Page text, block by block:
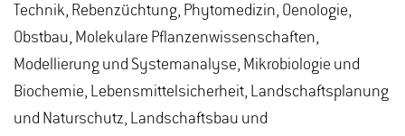
Technik, Rebenzüchtung, Phytomedizin, Oenologie,
Obstbau, Molekulare Pflanzenwissenschaften,
Modellierung und Systemanalyse, Mikrobiologie und
Biochemie, Lebensmittelsicherheit, Landschaftsplanung
und Naturschutz, Landschaftsbau und